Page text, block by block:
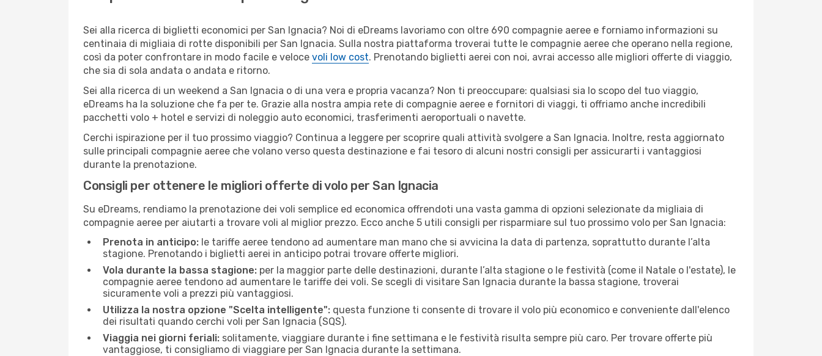
Sei alla ricerca di biglietti economici per San Ignacia? Noi di eDreams lavoriamo con oltre 690 compagnie aeree e forniamo informazioni su
centinaia di migliaia di rotte disponibili per San Ignacia. Sulla nostra piattaforma troverai tutte le compagnie aeree che operano nella regione,
così da poter confrontare in modo facile e veloce voli low cost. Prenotando biglietti aerei con noi, avrai accesso alle migliori offerte di viaggio,
che sia di sola andata o andata e ritorno.
Sei alla ricerca di un weekend a San Ignacia o di una vera e propria vacanza? Non ti preoccupare: qualsiasi sia lo scopo del tuo viaggio,
eDreams ha la soluzione che fa per te. Grazie alla nostra ampia rete di compagnie aeree e fornitori di viaggi, ti offriamo anche incredibili
pacchetti volo + hotel e servizi di noleggio auto economici, trasferimenti aeroportuali o navette.
Cerchi ispirazione per il tuo prossimo viaggio? Continua a leggere per scoprire quali attività svolgere a San Ignacia. Inoltre, resta aggiornato
sulle principali compagnie aeree che volano verso questa destinazione e fai tesoro di alcuni nostri consigli per assicurarti i vantaggiosi
durante la prenotazione.
Consigli per ottenere le migliori offerte di volo per San Ignacia
Su eDreams, rendiamo la prenotazione dei voli semplice ed economica offrendoti una vasta gamma di opzioni selezionate da migliaia di
compagnie aeree per aiutarti a trovare voli al miglior prezzo. Ecco anche 5 utili consigli per risparmiare sul tuo prossimo volo per San Ignacia:
Prenota in anticipo: le tariffe aeree tendono ad aumentare man mano che si avvicina la data di partenza, soprattutto durante l’alta
stagione. Prenotando i biglietti aerei in anticipo potrai trovare offerte migliori.
Vola durante la bassa stagione: per la maggior parte delle destinazioni, durante l’alta stagione o le festività (come il Natale o l'estate), le
compagnie aeree tendono ad aumentare le tariffe dei voli. Se scegli di visitare San Ignacia durante la bassa stagione, troverai
sicuramente voli a prezzi più vantaggiosi.
Utilizza la nostra opzione "Scelta intelligente": questa funzione ti consente di trovare il volo più economico e conveniente dall'elenco
dei risultati quando cerchi voli per San Ignacia (SQS).
Viaggia nei giorni feriali: solitamente, viaggiare durante i fine settimana e le festività risulta sempre più caro. Per trovare offerte più
vantaggiose, ti consigliamo di viaggiare per San Ignacia durante la settimana.